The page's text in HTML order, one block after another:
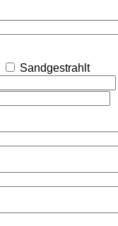
Sandgestrahlt